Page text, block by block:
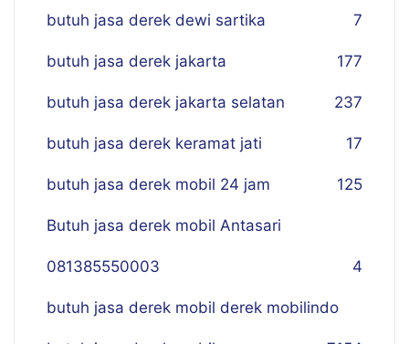
butuh jasa derek dewi sartika 7
butuh jasa derek jakarta 177
butuh jasa derek jakarta selatan 237
butuh jasa derek keramat jati 17
butuh jasa derek mobil 24 jam 125
Butuh jasa derek mobil Antasari
081385550003 4
butuh jasa derek mobil derek mobilindo